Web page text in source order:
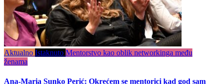
Aktualno Istaknuto Mentorstvo kao oblik networkinga među
ženama
Ana-Maria Sunko Perić: Okrećem se mentorici kad god sam